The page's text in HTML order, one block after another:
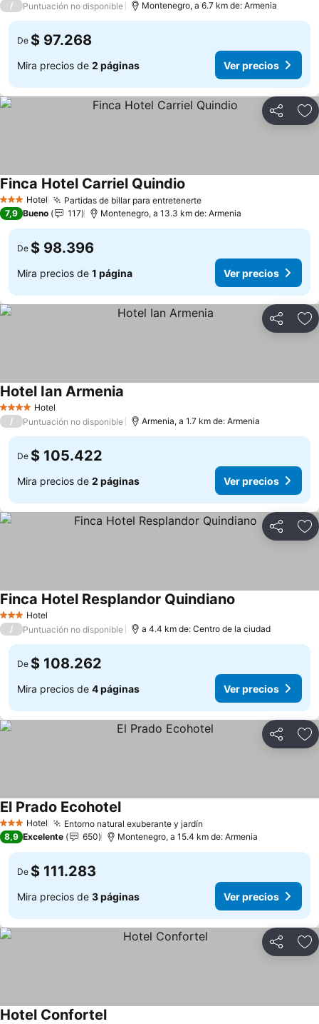
/ Puntuación no disponible Montenegro, a 6.7 km de: Armenia
De $ 97.268
Mira precios de 2 páginas Ver precios
Compartir
3 Estrellas
Hotel Partidas de billar para entretenerte
Finca Hotel Carriel Quindio
7,9 Bueno 117 Montenegro, a 13.3 km de: Armenia
De $ 98.396
Mira precios de 1 página Ver precios
Compartir
4 EstrellasHotel
Hotel Ian Armenia
/ Puntuación no disponible Armenia, a 1.7 km de: Armenia
De $ 105.422
Mira precios de 2 páginas Ver precios
Compartir
3 Estrellas
Hotel
Finca Hotel Resplandor Quindiano
/ Puntuación no disponible a 4.4 km de: Centro de la ciudad
De $ 108.262
Mira precios de 4 páginas Ver precios
Compartir
3 Estrellas
Hotel Entorno natural exuberante y jardín
El Prado Ecohotel
8,9 Excelente 650 Montenegro, a 15.4 km de: Armenia
De $ 111.283
Mira precios de 3 páginas Ver precios
Compartir
Hotel Confortel